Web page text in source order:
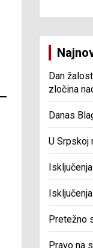
Dan
zločina
Danas
U Srpskoj
Pretežno
Pravo na